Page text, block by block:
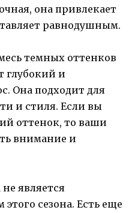
она привлекает
равнодушным.
темных оттенков
глубокий и
Она подходит для
и стиля. Если вы
оттенок, то ваши
внимание и
является
сезона. Есть еще